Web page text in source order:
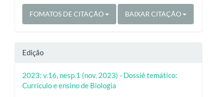
FOMATOS DE CITAÇÃO BAIXAR CITAÇÃO
Edição
2023: v.16, nesp.1 (nov. 2023) - Dossiê temático:
Currículo e ensino de Biologia